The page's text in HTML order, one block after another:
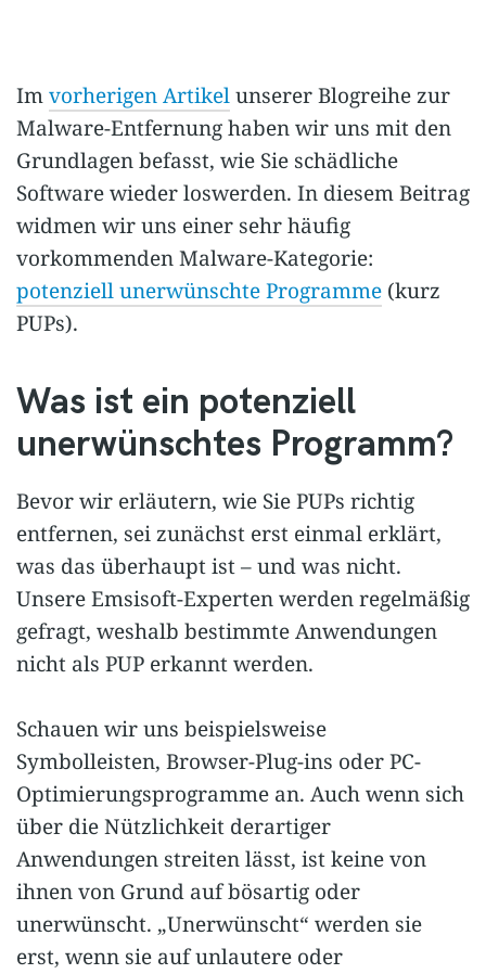
Imvorherigen Artikelunserer Blogreihe zur
Malware-Entfernung haben wir uns mit den
Grundlagen befasst, wie Sie schädliche
Software wieder loswerden. In diesem Beitrag
widmen wir uns einer sehr häufig
vorkommenden Malware-Kategorie:
potenziell unerwünschte Programme (kurz
PUPs).
Was ist ein potenziell
unerwünschtes Programm?
Bevor wir erläutern, wie Sie PUPs richtig
entfernen, sei zunächst erst einmal erklärt,
was das überhaupt ist – und was nicht.
Unsere Emsisoft-Experten werden regelmäßig
gefragt, weshalb bestimmte Anwendungen
nicht als PUP erkannt werden.
Schauen wir uns beispielsweise
Symbolleisten, Browser-Plug-ins oder PC-
Optimierungsprogramme an. Auch wenn sich
über die Nützlichkeit derartiger
Anwendungen streiten lässt, ist keine von
ihnen von Grund auf bösartig oder
unerwünscht. „Unerwünscht“ werden sie
erst, wenn sie auf unlautere oder